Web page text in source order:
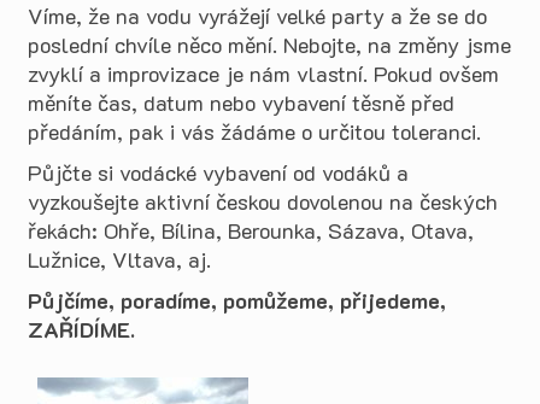
Víme, že na vodu vyrážejí velké party a že se do
poslední chvíle něco mění. Nebojte, na změny jsme
zvyklí a improvizace je nám vlastní. Pokud ovšem
měníte čas, datum nebo vybavení těsně před
předáním, pak i vás žádáme o určitou toleranci.
Půjčte si vodácké vybavení od vodáků a
vyzkoušejte aktivní českou dovolenou na českých
řekách: Ohře, Bílina, Berounka, Sázava, Otava,
Lužnice, Vltava, aj.
Půjčíme, poradíme, pomůžeme, přijedeme,
ZAŘÍDÍME.